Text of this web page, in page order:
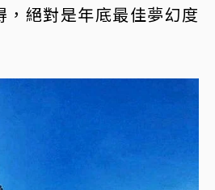
絕對是年底最佳夢幻度